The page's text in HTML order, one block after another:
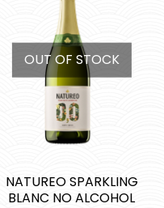
OUT OF STOCK
NATUREO SPARKLING
BLANC NO ALCOHOL